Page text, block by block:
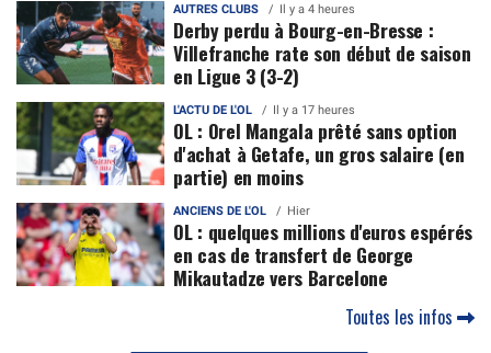
AUTRES CLUBS Il y a 4 heures
Derby perdu à Bourg-en-Bresse :
Villefranche rate son début de saison
en Ligue 3 (3-2)
L'ACTU DE L'OL Il y a 17 heures
OL : Orel Mangala prêté sans option
d'achat à Getafe, un gros salaire (en
partie) en moins
ANCIENS DE L'OL Hier
OL : quelques millions d'euros espérés
en cas de transfert de George
Mikautadze vers Barcelone
Toutes les infos